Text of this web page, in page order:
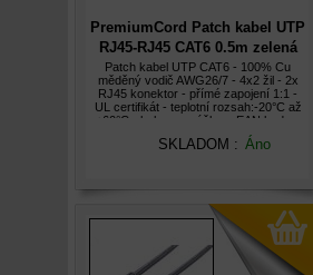
PremiumCord Patch kabel UTP
RJ45-RJ45 CAT6 0.5m zelená
Patch kabel UTP CAT6 - 100% Cu
měděný vodič AWG26/7 - 4x2 žil - 2x
RJ45 konektor - přímé zapojení 1:1 -
UL certifikát - teplotní rozsah:-20°C až
+60°C - baleno v sáčku s EAN kodem
SKLADOM : Áno